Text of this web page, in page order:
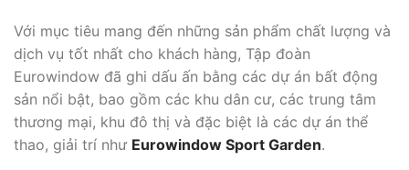
Với mục tiêu mang đến những sản phẩm chất lượng và
dịch vụ tốt nhất cho khách hàng, Tập đoàn
Eurowindow đã ghi dấu ấn bằng các dự án bất động
sản nổi bật, bao gồm các khu dân cư, các trung tâm
thương mại, khu đô thị và đặc biệt là các dự án thể
thao, giải trí như Eurowindow Sport Garden.